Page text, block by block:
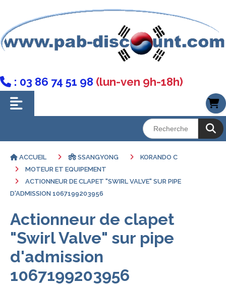
 : 03 86 74 51 98 (lun-ven 9h-18h)
ACCUEIL SSANGYONG
KORANDO C
MOTEUR ET EQUIPEMENT
ACTIONNEUR DE CLAPET "SWIRL VALVE" SUR PIPE
D'ADMISSION 1067199203956
Actionneur de clapet
"Swirl Valve" sur pipe
d'admission
1067199203956